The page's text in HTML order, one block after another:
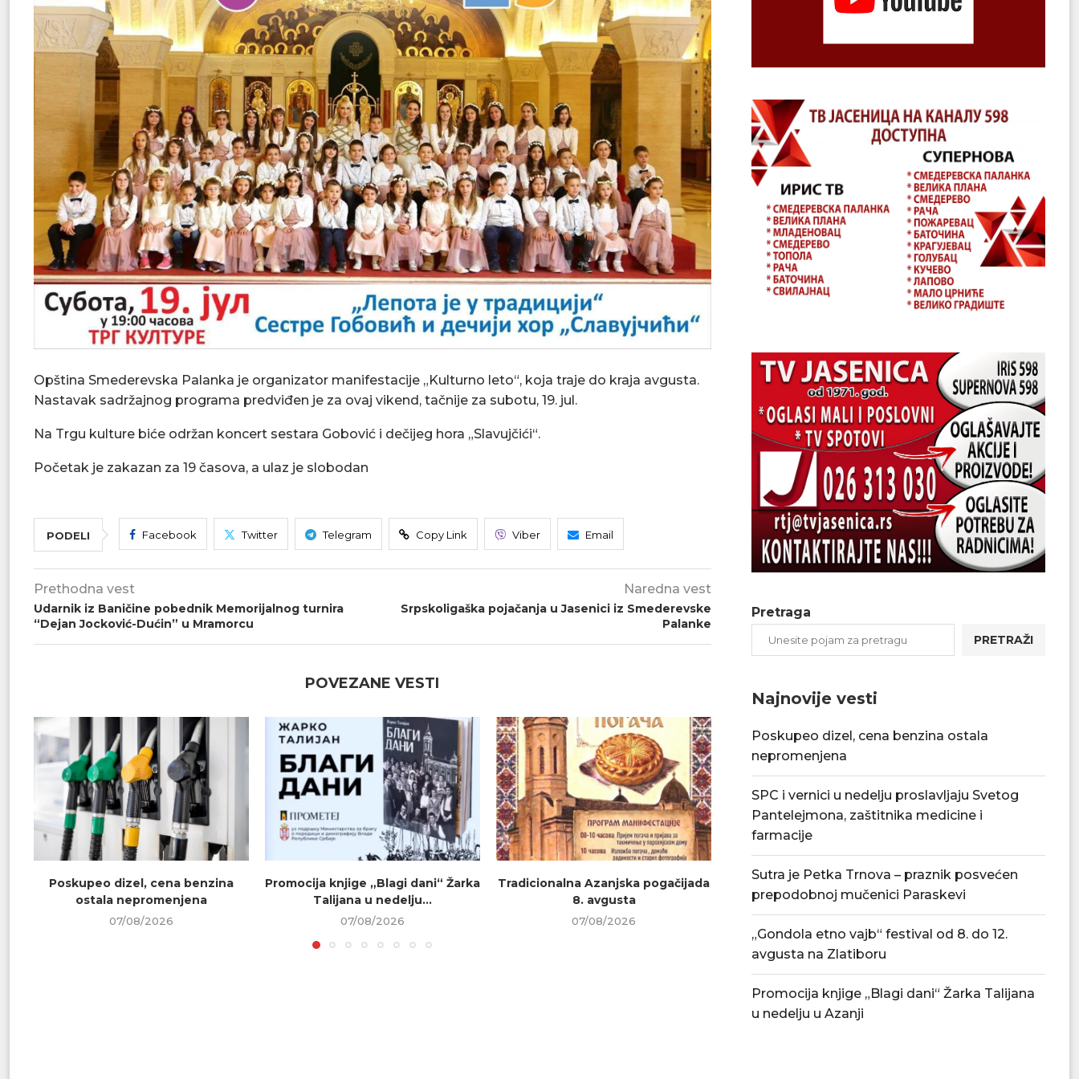
Opština Smederevska Palanka je organizator manifestacije „Kulturno leto“, koja traje do kraja avgusta.
Nastavak sadržajnog programa predviđen je za ovaj vikend, tačnije za subotu, 19. jul.
Na Trgu kulture biće održan koncert sestara Gobović i dečijeg hora „Slavujčići“.
Početak je zakazan za 19 časova, a ulaz je slobodan
PODELI Facebook Twitter Telegram Copy Link Viber Email
Prethodna vest
Udarnik iz Baničine pobednik Memorijalnog turnira
“Dejan Jocković-Dućin” u Mramorcu
Naredna vest
Srpskoligaška pojačanja u Jasenici iz Smederevske
Palanke
POVEZANE VESTI
Poskupeo dizel, cena benzina
ostala nepromenjena
07/08/2026
Promocija knjige „Blagi dani“ Žarka
Talijana u nedelju...
07/08/2026
Tradicionalna Azanjska pogačijada
8. avgusta
07/08/2026
Nenad Jezdić u predstavi „Knjiga o
Milutinu“ u...
PU „Čika Jova
Pretraga
PRETRAŽI
Najnovije vesti
Poskupeo dizel, cena benzina ostala
nepromenjena
SPC i vernici u nedelju proslavljaju Svetog
Pantelejmona, zaštitnika medicine i
farmacije
Sutra je Petka Trnova – praznik posvećen
prepodobnoj mučenici Paraskevi
„Gondola etno vajb“ festival od 8. do 12.
avgusta na Zlatiboru
Promocija knjige „Blagi dani“ Žarka Talijana
u nedelju u Azanji